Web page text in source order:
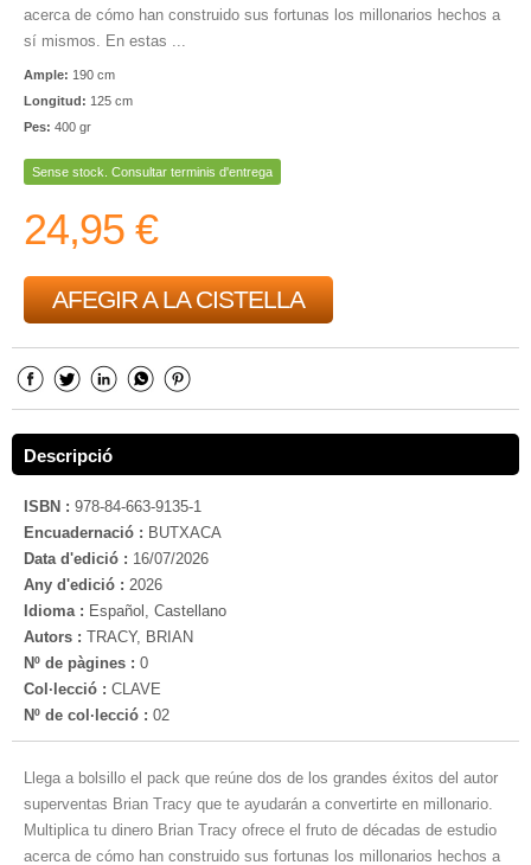
acerca de cómo han construido sus fortunas los millonarios hechos a
sí mismos. En estas ...
Ample: 190 cm
Longitud: 125 cm
Pes: 400 gr
Sense stock. Consultar terminis d'entrega
24,95 €
AFEGIR A LA CISTELLA
Descripció
ISBN : 978-84-663-9135-1
Encuadernació : BUTXACA
Data d'edició : 16/07/2026
Any d'edició : 2026
Idioma : Español, Castellano
Autors : TRACY, BRIAN
Nº de pàgines : 0
Col·lecció : CLAVE
Nº de col·lecció : 02
Llega a bolsillo el pack que reúne dos de los grandes éxitos del autor
superventas Brian Tracy que te ayudarán a convertirte en millonario.
Multiplica tu dinero Brian Tracy ofrece el fruto de décadas de estudio
acerca de cómo han construido sus fortunas los millonarios hechos a